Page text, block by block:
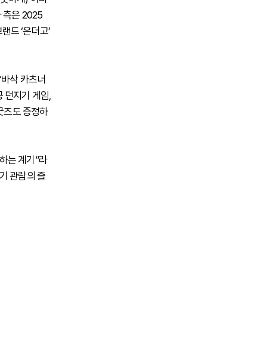
측은 2025
드 ‘온더고’
삭 카츠너
던지기 게임,
즈도 증정하
는 계기”라
관람의 즐